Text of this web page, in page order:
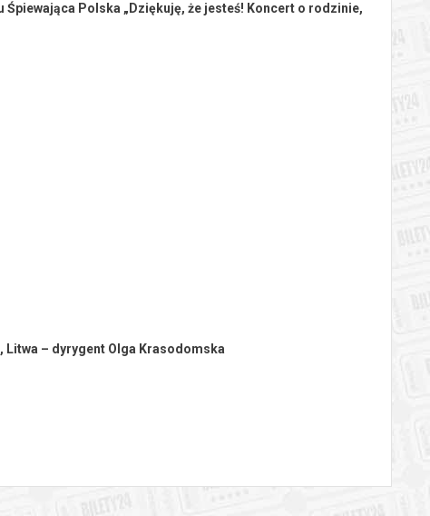
Polska „Dziękuję, że jesteś! Koncert o rodzinie,
Litwa – dyrygent Olga Krasodomska